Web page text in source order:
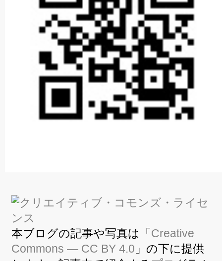
本ブログの記事や写真は「Creative
Commons — CC BY 4.0 」の下に提供